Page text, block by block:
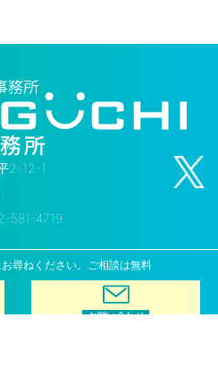
2-12-1
581-4719
尋ねください。ご相談は無料